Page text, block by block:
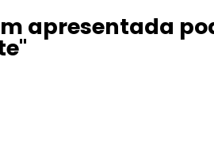
apresentada